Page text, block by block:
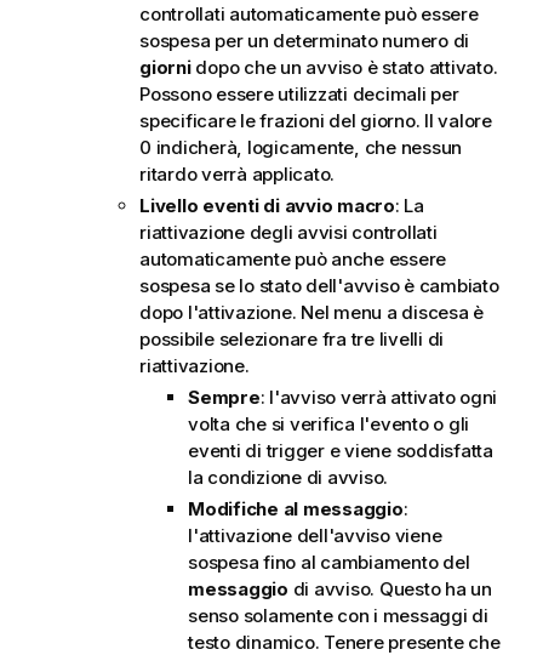
controllati automaticamente può essere
sospesa per un determinato numero di
giornidopo che un avviso è stato attivato.
Possono essere utilizzati decimali per
specificare le frazioni del giorno. Il valore
0 indicherà, logicamente, che nessun
ritardo verrà applicato.
Livello eventi di avvio macro: La
riattivazione degli avvisi controllati
automaticamente può anche essere
sospesa se lo stato dell'avviso è cambiato
dopo l'attivazione. Nel menu a discesa è
possibile selezionare fra tre livelli di
riattivazione.
Sempre: l'avviso verrà attivato ogni
volta che si verifica l'evento o gli
eventi di trigger e viene soddisfatta
la condizione di avviso.
Modifiche al messaggio:
l'attivazione dell'avviso viene
sospesa fino al cambiamento del
messaggio di avviso. Questo ha un
senso solamente con i messaggi di
testo dinamico. Tenere presente che